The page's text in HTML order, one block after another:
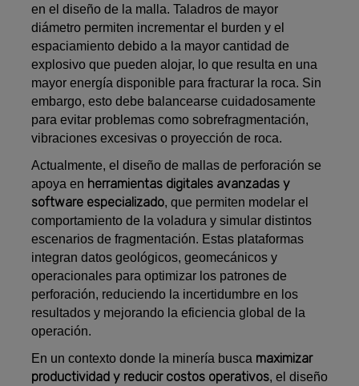
en el diseño de la malla. Taladros de mayor
diámetro permiten incrementar el burden y el
espaciamiento debido a la mayor cantidad de
explosivo que pueden alojar, lo que resulta en una
mayor energía disponible para fracturar la roca. Sin
embargo, esto debe balancearse cuidadosamente
para evitar problemas como sobrefragmentación,
vibraciones excesivas o proyección de roca.
Actualmente, el diseño de mallas de perforación se
apoya en herramientas digitales avanzadas y
software especializado, que permiten modelar el
comportamiento de la voladura y simular distintos
escenarios de fragmentación. Estas plataformas
integran datos geológicos, geomecánicos y
operacionales para optimizar los patrones de
perforación, reduciendo la incertidumbre en los
resultados y mejorando la eficiencia global de la
operación.
En un contexto donde la minería busca maximizar
productividad y reducir costos operativos, el diseño